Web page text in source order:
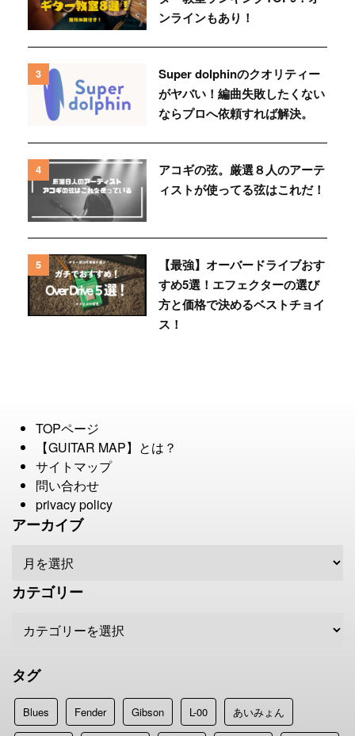
ンラインもあり！
3
Super dolphinのクオリティー
がヤバい！編曲失敗したくない
ならプロへ依頼すれば解決。
4
アコギの弦。厳選８人のアーテ
ィストが使ってる弦はこれだ！
5
【最強】オーバードライブおす
すめ5選！エフェクターの選び
方と価格で決めるベストチョイ
ス！
TOPページ
【GUITAR MAP】とは？
サイトマップ
問い合わせ
privacy policy
アーカイブ
カテゴリー
タグ
Blues Fender Gibson L-00 あいみょん